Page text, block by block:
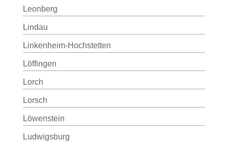
Leonberg
Lindau
Linkenheim-Hochstetten
Löffingen
Lorch
Lorsch
Löwenstein
Ludwigsburg